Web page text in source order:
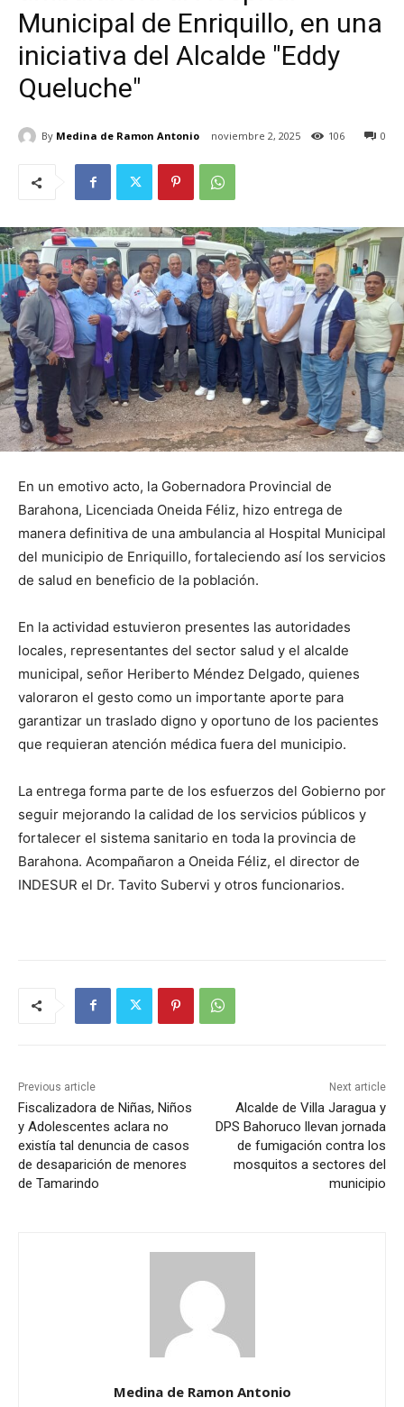
Municipal de Enriquillo, en una
iniciativa del Alcalde "Eddy
Queluche"
By Medina de Ramon Antonio noviembre 2, 2025 0
106
En un emotivo acto, la Gobernadora Provincial de
Barahona, Licenciada Oneida Féliz, hizo entrega de
manera definitiva de una ambulancia al Hospital Municipal
del municipio de Enriquillo, fortaleciendo así los servicios
de salud en beneficio de la población.
En la actividad estuvieron presentes las autoridades
locales, representantes del sector salud y el alcalde
municipal, señor Heriberto Méndez Delgado, quienes
valoraron el gesto como un importante aporte para
garantizar un traslado digno y oportuno de los pacientes
que requieran atención médica fuera del municipio.
La entrega forma parte de los esfuerzos del Gobierno por
seguir mejorando la calidad de los servicios públicos y
fortalecer el sistema sanitario en toda la provincia de
Barahona. Acompañaron a Oneida Féliz, el director de
INDESUR el Dr. Tavito Subervi y otros funcionarios.
Previous article
Fiscalizadora de Niñas, Niños
y Adolescentes aclara no
existía tal denuncia de casos
de desaparición de menores
de Tamarindo
Next article
Alcalde de Villa Jaragua y
DPS Bahoruco llevan jornada
de fumigación contra los
mosquitos a sectores del
municipio
Medina de Ramon Antonio